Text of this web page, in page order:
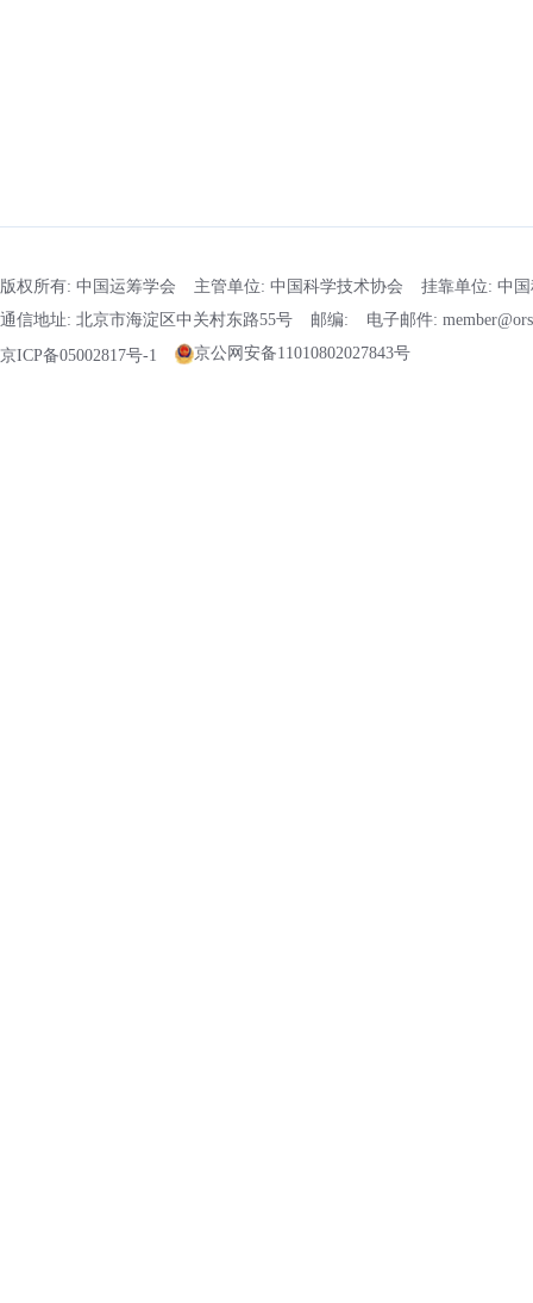
版权所有: 中国运筹学会 主管单位: 中国科学技术协会
挂靠单位: 中
通信地址: 北京市海淀区中关村东路55号
邮编: 电子邮件:
京ICP备05002817号-1 京公网安备11010802027843号